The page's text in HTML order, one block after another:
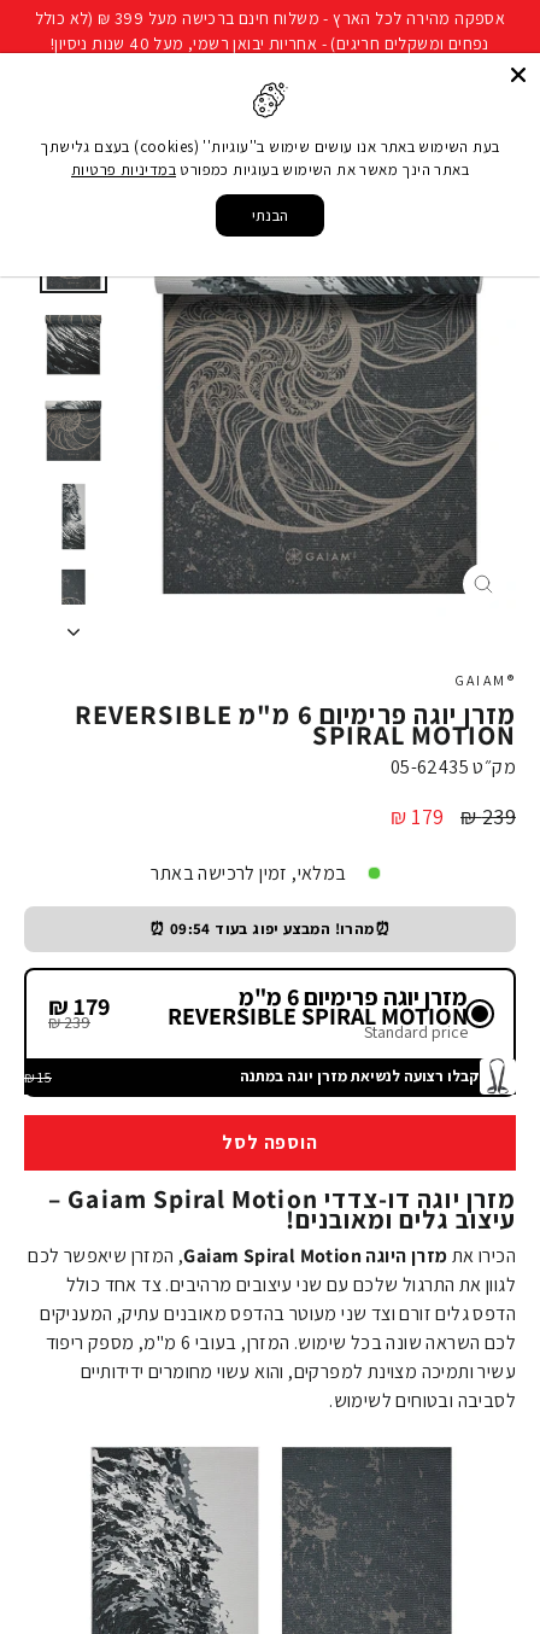
להמשך
אספקה מהירה לכל הארץ - משלוח חינם ברכישה מעל 399 ₪ (לא כולל
נפחים ומשקלים חריגים) - אחריות יבואן רשמי, מעל 40 שנות ניסיון!
עמוד הבית/יוגה ופילאטיס / ציוד יוגה/ מזרן יוגה/
מזרן יוגה פרימיום 6 מ"מ REVERSIBLE
®GAIAM
מזרן יוגה פרימיום 6 מ"מ REVERSIBLE
SPIRAL MOTION
מק״ט05-62435
מחיר
239 ₪
מחיר
179 ₪
במלאי, זמין לרכישה באתר
⏰מהרו! המבצע יפוג בעוד ⏰
מזרן יוגה פרימיום 6 מ"מ
REVERSIBLE SPIRAL MOTION
Standard price
179 ₪
239 ₪
קבלו רצועה לנשיאת מזרן יוגה במתנה 15 ₪
הוספה לסל
מזרן יוגה דו-צדדי Gaiam Spiral Motion –
עיצוב גלים ומאובנים!
הכירו אתמזרן היוגה Gaiam Spiral Motion
, המזרן שיאפשר לכם
לגוון את התרגול שלכם עם שני עיצובים מרהיבים. צד אחד כולל
הדפס גלים זורם וצד שני מעוטר בהדפס מאובנים עתיק, המעניקים
לכם השראה שונה בכל שימוש. המזרן, בעובי 6 מ"מ, מספק ריפוד
עשיר ותמיכה מצוינת למפרקים, והוא עשוי מחומרים ידידותיים
לסביבה ובטוחים לשימוש.
בעת השימוש באתר אנו עושים שימוש ב''עוגיות'' (cookies) בעצם גלישתך
באתר הינך מאשר את השימוש בעוגיות כמפורט במדיניות פרטיות
הבנתי